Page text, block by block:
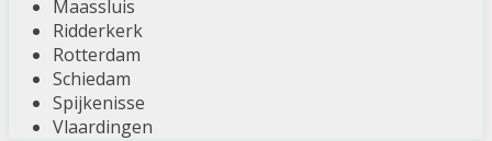
Maassluis
Ridderkerk
Rotterdam
Schiedam
Spijkenisse
Vlaardingen